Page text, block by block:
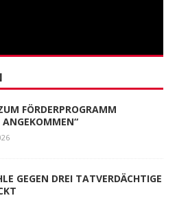
FÖRDERPROGRAMM
GEGEN DREI TATVERDÄCHTIGE